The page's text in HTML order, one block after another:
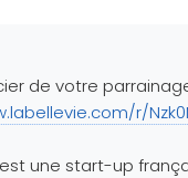
de votre
r/
une start-up